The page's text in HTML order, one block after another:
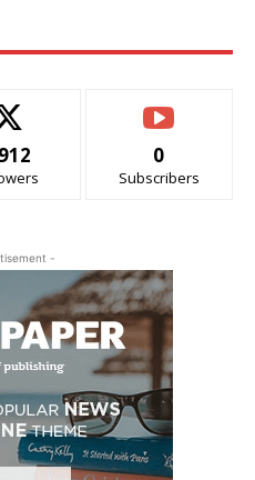
0
Subscribers
-